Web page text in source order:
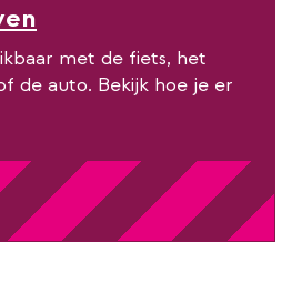
met de fiets, het
de auto. Bekijk hoe je er